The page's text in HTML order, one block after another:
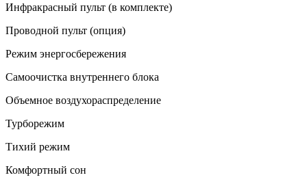
Инфракрасный пульт (в комплекте)
Проводной пульт (опция)
Режим энергосбережения
Самоочистка внутреннего блока
Объемное воздухораспределение
Турборежим
Тихий режим
Комфортный сон